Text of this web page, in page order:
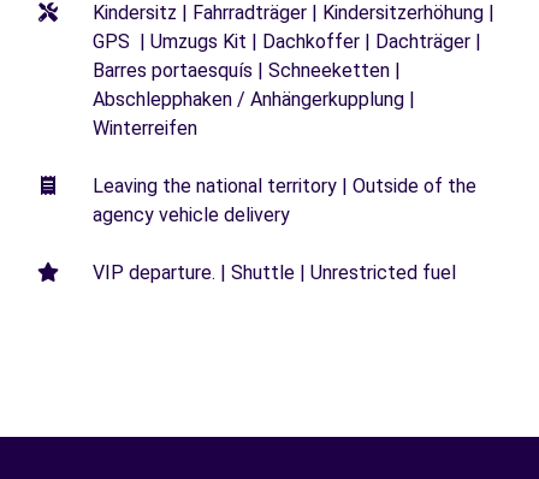
Kindersitz | Fahrradträger | Kindersitzerhöhung |
GPS | Umzugs Kit | Dachkoffer | Dachträger |
Barres portaesquís | Schneeketten |
Abschlepphaken / Anhängerkupplung |
Winterreifen
Leaving the national territory | Outside of the
agency vehicle delivery
VIP departure. | Shuttle | Unrestricted fuel